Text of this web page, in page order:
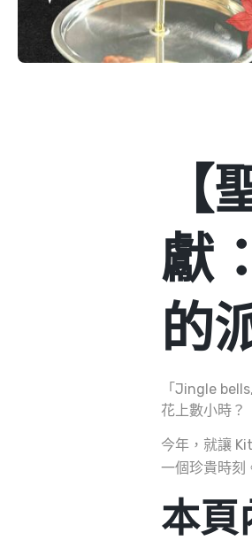
獻
的
「Jingle
花上數小時？
今年，就讓
一個珍貴時刻
本頁